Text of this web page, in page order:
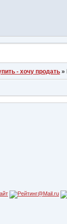
- хочу продать »